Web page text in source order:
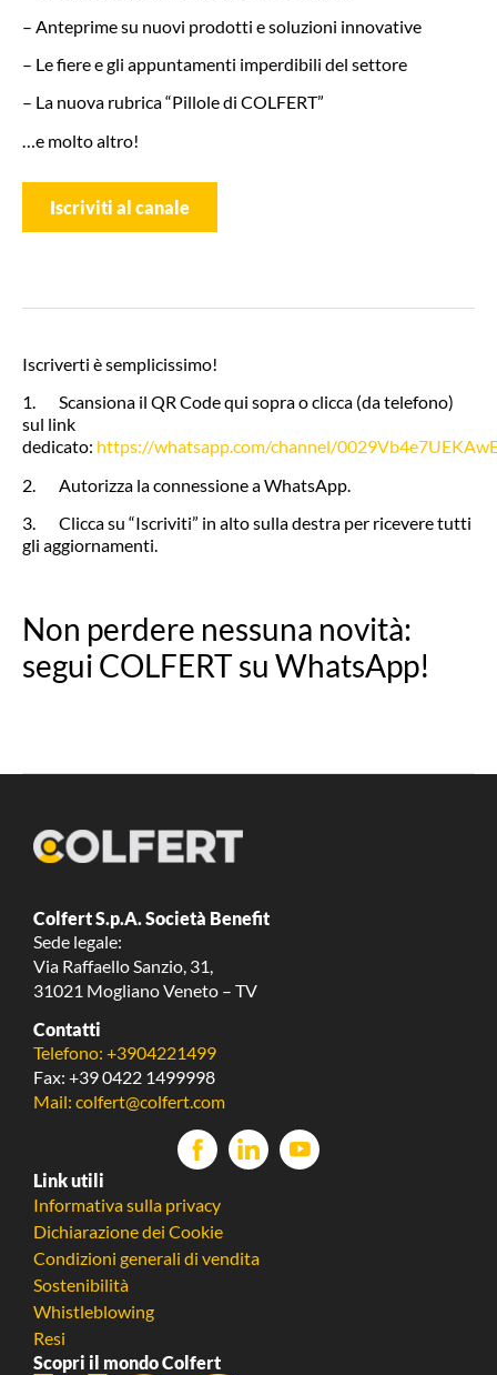
– Anteprime su nuovi prodotti e soluzioni innovative
– Le fiere e gli appuntamenti imperdibili del settore
– La nuova rubrica “Pillole di COLFERT”
…e molto altro!
Iscriviti al canale
Iscriverti è semplicissimo!
1. Scansiona il QR Code qui sopra o clicca (da telefono)
sul link
dedicato: https://whatsapp.com/channel/
2. Autorizza la connessione a WhatsApp.
3. Clicca su “Iscriviti” in alto sulla destra per ricevere tutti
gli aggiornamenti.
Non perdere nessuna novità:
segui COLFERT su WhatsApp!
Colfert S.p.A. Società Benefit
Sede legale:
Via Raffaello Sanzio, 31,
31021 Mogliano Veneto – TV
Contatti
Telefono: +3904221499
Fax: +39 0422 1499998
Mail: colfert@colfert.com
Link utili
Informativa sulla privacy
Dichiarazione dei Cookie
Condizioni generali di vendita
Sostenibilità
Whistleblowing
Resi
Scopri il mondo Colfert